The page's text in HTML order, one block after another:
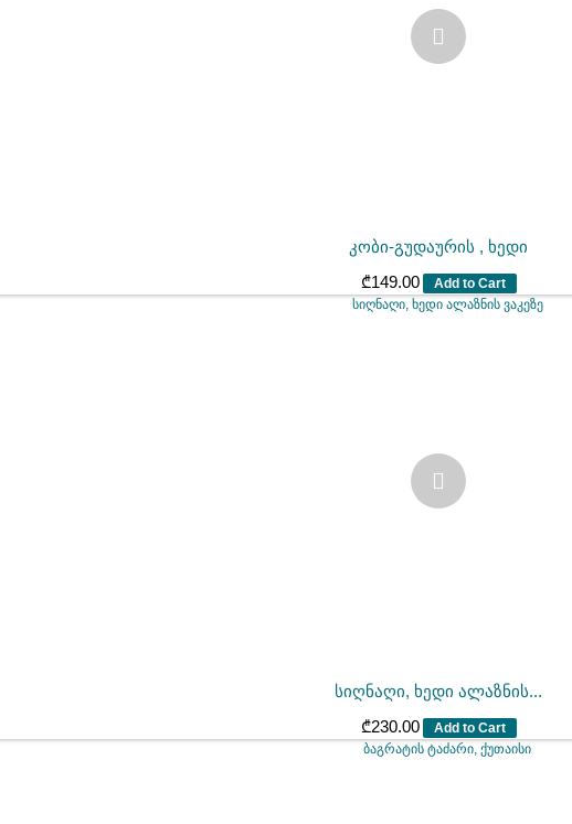
კობი-გუდაურის , ხედი
₾149.00 Add to Cart
სიღნაღი, ხედი ალაზნის...
₾230.00 Add to Cart